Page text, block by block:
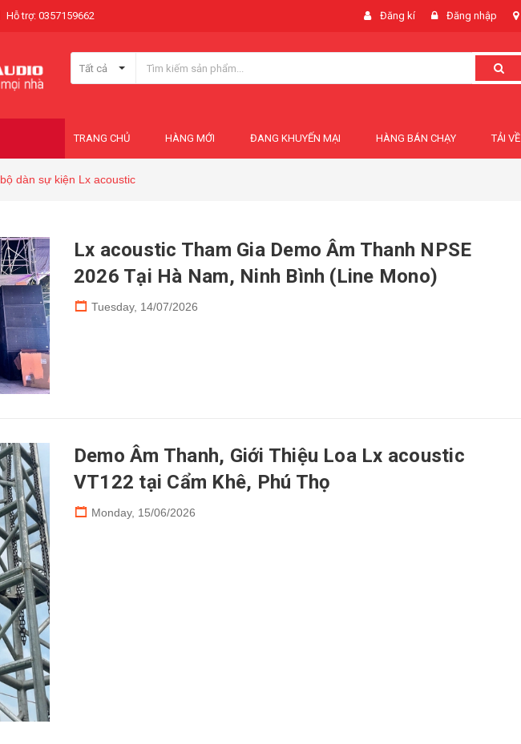
Hỗ trợ: 0357159662 Đăng kí Đăng nhập
Tất cả
TRANG CHỦ HÀNG MỚI ĐANG KHUYẾN MẠI HÀNG BÁN CHẠY TẢI VỀ
bộ dàn sự kiện Lx acoustic
Lx acoustic Tham Gia Demo Âm Thanh NPSE
2026 Tại Hà Nam, Ninh Bình (Line Mono)
Tuesday, 14/07/2026
Demo Âm Thanh, Giới Thiệu Loa Lx acoustic
VT122 tại Cẩm Khê, Phú Thọ
Monday, 15/06/2026